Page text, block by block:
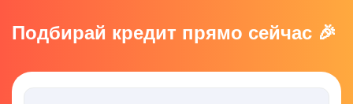
Подбирай кредит прямо сейчас 🎉